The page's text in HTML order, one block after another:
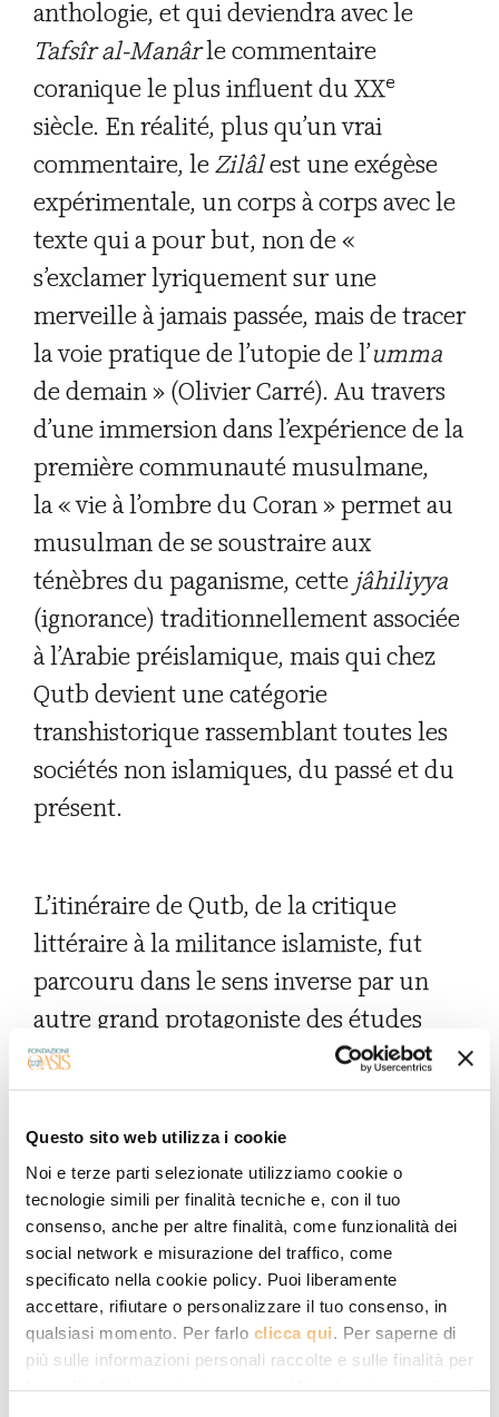
Questo sito web utilizza i cookie
Noi e terze parti selezionate utilizziamo cookie o
tecnologie simili per finalità tecniche e, con il tuo
consenso, anche per altre finalità, come funzionalità dei
social network e misurazione del traffico, come
specificato nella cookie policy. Puoi liberamente
accettare, rifiutare o personalizzare il tuo consenso, in
qualsiasi momento. Per farlo clicca qui . Per saperne di
più sulle informazioni personali raccolte e sulle finalità per
anthologie, et qui deviendra avec le
Tafsîr al-Manârle commentaire
coranique le plus influent du XXe
siècle. En réalité, plus qu’un vrai
commentaire, leZilâlest une exégèse
expérimentale, un corps à corps avec le
texte qui a pour but, non de «
s’exclamer lyriquement sur une
merveille à jamais passée, mais de tracer
la voie pratique de l’utopie de l’umma
de demain » (Olivier Carré). Au travers
d’une immersion dans l’expérience de la
première communauté musulmane,
la « vie à l’ombre du Coran » permet au
musulman de se soustraire aux
ténèbres du paganisme, cette jâhiliyya
(ignorance) traditionnellement associée
à l’Arabie préislamique, mais qui chez
Qutb devient une catégorie
transhistorique rassemblant toutes les
sociétés non islamiques, du passé et du
présent.
L’itinéraire de Qutb, de la critique
littéraire à la militance islamiste, fut
parcouru dans le sens inverse par un
autre grand protagoniste des études
coraniques du XX
siècle : Nasr Hâmid
Abû Zayd. Né en 1943 en Basse-Égypte,
il connaissait déjà à huit ans le Coran
par cœur, et encore enfant, il adhéra
aux Frères musulmans. Puis, s’éloignant
de l’islamisme, il s’adonne à partir des
années 1970 aux études littéraires,
reprenant et développant les
enseignements d’Amîn al-Khûlî sur les
analyses littéraires du Coran. Pour Abû